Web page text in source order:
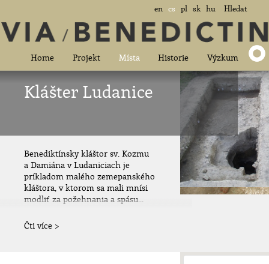
en cs pl sk hu Hledat
Home Projekt Místa Historie Výzkum
Klášter Ludanice
Benediktínsky kláštor sv. Kozmu
a Damiána v Ludaniciach je
príkladom malého zemepanského
kláštora, v ktorom sa mali mnísi
modliť za požehnania a spásu...
Čti více >